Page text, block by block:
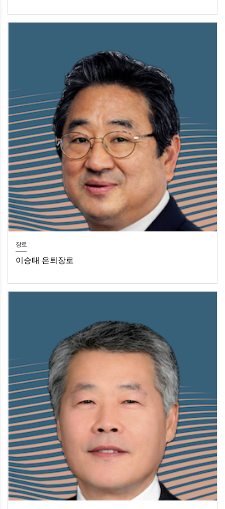
장로
이승태 은퇴장로​